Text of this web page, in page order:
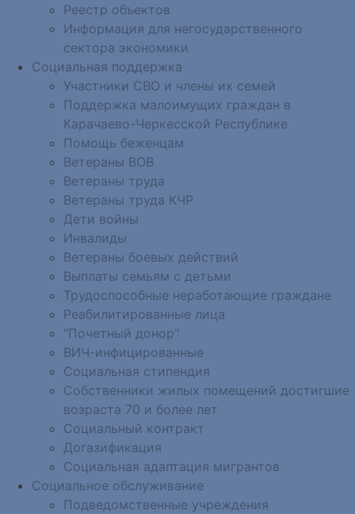
Реестр объектов
Информация для негосударственного
сектора экономики
Социальная поддержка
Участники СВО и члены их семей
Поддержка малоимущих граждан в
Карачаево-Черкесской Республике
Помощь беженцам
Ветераны ВОВ
Ветераны труда
Ветераны труда КЧР
Дети войны
Инвалиды
Ветераны боевых действий
Выплаты семьям с детьми
Трудоспособные неработающие граждане
Реабилитированные лица
"Почетный донор"
ВИЧ-инфицированные
Социальная стипендия
Собственники жилых помещений достигшие
возраста 70 и более лет
Социальный контракт
Догазификация
Социальная адаптация мигрантов
Социальное обслуживание
Подведомственные учреждения